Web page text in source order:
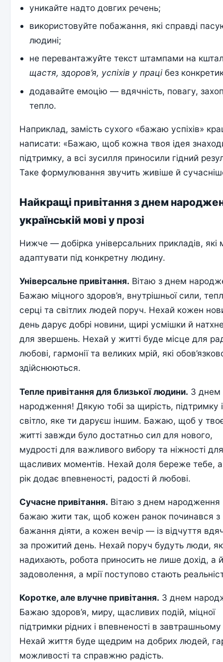
уникайте надто довгих речень;
використовуйте побажання, які справді
людині;
не перевантажуйте текст штампами на
щастя, здоров’я, успіхів у праці без
додавайте емоцію — вдячність, повагу,
тепло.
Наприклад, замість сухого «бажаю успіхів»
написати: «Бажаю, щоб кожна твоя ідея
підтримку, а всі зусилля приносили гідний
Таке формулювання звучить живіше й
Найкращі привітання з днем
українській мові у прозі
Нижче — добірка універсальних прикладів,
адаптувати під конкретну людину.
Універсальне привітання. Вітаю з днем
Бажаю міцного здоров’я, внутрішньої сили,
серці та світлих людей поруч. Нехай кожен
день дарує добрі новини, щирі усмішки й
для звершень. Нехай у житті буде місце для
любові, гармонії та великих мрій, які
здійснюються.
Тепле привітання для близької людини. З днем
народження! Дякую тобі за щирість, підтримку і
світло, яке ти даруєш іншим. Бажаю, щоб у
житті завжди було достатньо сил для нового,
мудрості для важливого вибору та ніжності
щасливих моментів. Нехай доля береже тебе,
рік додає впевненості, радості й любові.
Сучасне привітання. Вітаю з днем народження
бажаю жити так, щоб кожен ранок починався з
бажання діяти, а кожен вечір — із відчуття
за прожитий день. Нехай поруч будуть люди,
надихають, робота приносить не лише дохід, а
задоволення, а мрії поступово стають
Коротке, але влучне привітання. З днем
Бажаю здоров’я, миру, щасливих подій, міцної
підтримки рідних і впевненості в завтрашньому
Нехай життя буде щедрим на добрих людей,
можливості та справжню радість.